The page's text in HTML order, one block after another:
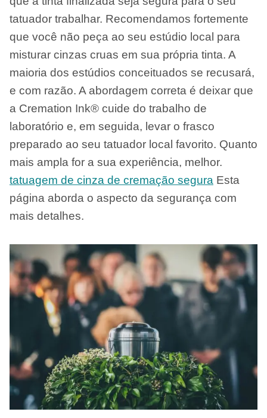
tatuador trabalhar. Recomendamos fortemente
que você não peça ao seu estúdio local para
misturar cinzas cruas em sua própria tinta. A
maioria dos estúdios conceituados se recusará,
e com razão. A abordagem correta é deixar que
a Cremation Ink® cuide do trabalho de
laboratório e, em seguida, levar o frasco
preparado ao seu tatuador local favorito. Quanto
mais ampla for a sua experiência, melhor.
tatuagem de cinza de cremação segura Esta
página aborda o aspecto da segurança com
mais detalhes.